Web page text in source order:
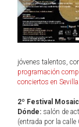
jóvenes talentos,
programación
conciertos en Sevilla
2º Festival
Dónde: salón de
(entrada por la